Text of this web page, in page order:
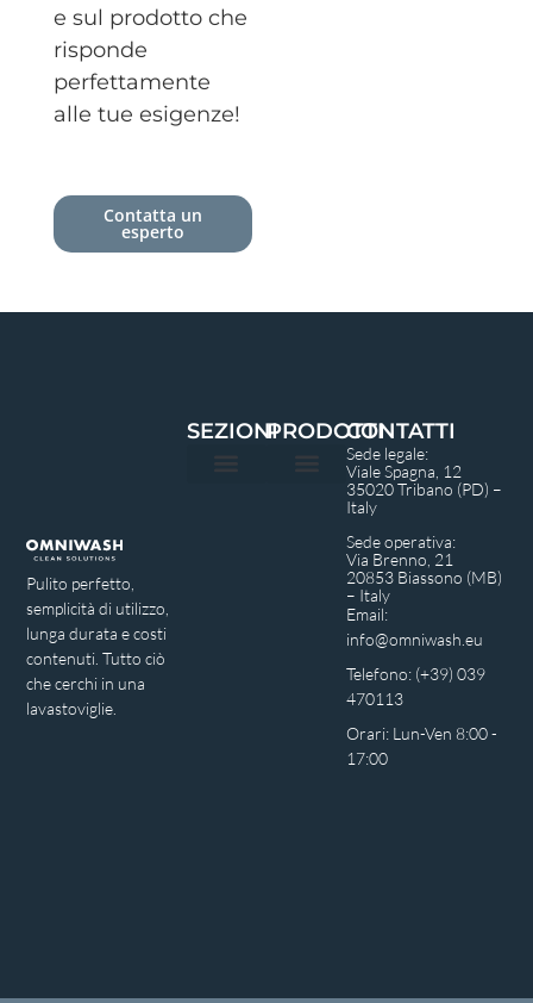
e sul prodotto che
risponde
perfettamente
alle tue esigenze!
Contatta un
esperto
Pulito perfetto,
semplicità di utilizzo,
lunga durata e costi
contenuti. Tutto ciò
che cerchi in una
lavastoviglie.
PRODOTTI
SEZIONI CONTATTI
Sede legale:
Viale Spagna, 12
35020 Tribano (PD) –
Italy
Sede operativa:
Via Brenno, 21
20853 Biassono (MB)
– Italy
Email:
info@omniwash.eu
Telefono: (+39) 039
470113
Orari: Lun-Ven 8:00 -
17:00